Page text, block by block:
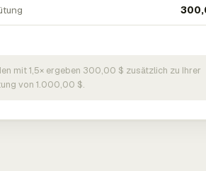
mit 1,5× ergeben 300,00 $ zusätzlich zu Ihrer
von 1.000,00 $.